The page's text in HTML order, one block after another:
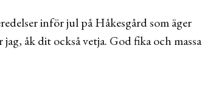
inför jul på Håkesgård som äger
åk dit också vetja. God fika och massa